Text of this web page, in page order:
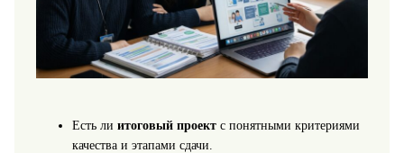
Есть ли итоговый проектс понятными критериями
качества и этапами сдачи.